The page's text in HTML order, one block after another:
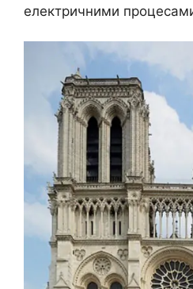
електричними